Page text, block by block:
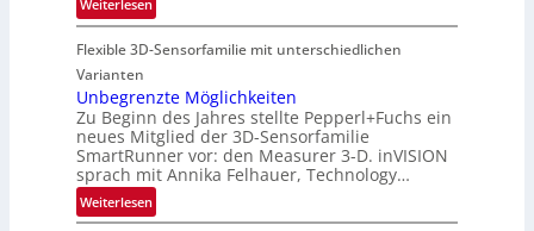
u
a
u
m
f
a
h
o
n
Weiterlesen
P
a
t
n
e
r
s
c
Flexible 3D-Sensorfamilie mit unterschiedlichen
Varianten
Unbegrenzte Möglichkeiten
Zu Beginn des Jahres stellte Pepperl+Fuchs ein
neues Mitglied der 3D-Sensorfamilie
SmartRunner vor: den Measurer 3-D. inVISION
sprach mit Annika Felhauer, Technology…
Weiterlesen:
U